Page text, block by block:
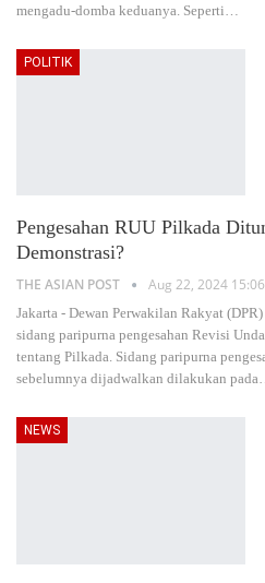
mengadu-domba keduanya. Seperti
POLITIK
Pengesahan RUU Pilkada
Demonstrasi?
THE ASIAN POST Aug 22, 2024 15:06
Jakarta - Dewan Perwakilan Rakyat
sidang paripurna pengesahan Revisi
tentang Pilkada. Sidang paripurna
sebelumnya dijadwalkan dilakukan pada
NEWS